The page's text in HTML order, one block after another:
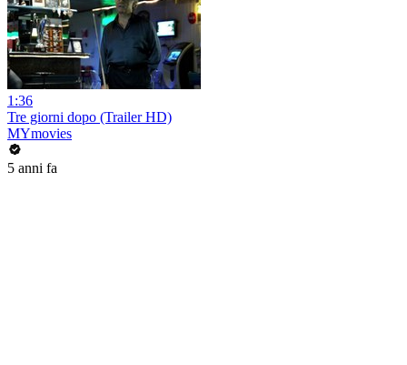
1:36
Tre giorni dopo (Trailer HD)
MYmovies
5 anni fa